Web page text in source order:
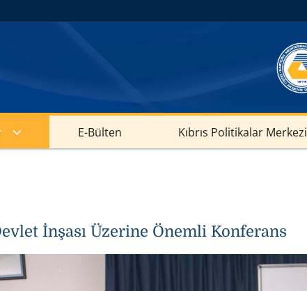
E-Bülten Kıbrıs Politikalar Merkezi
İnşası Üzerine Önemli Konferans